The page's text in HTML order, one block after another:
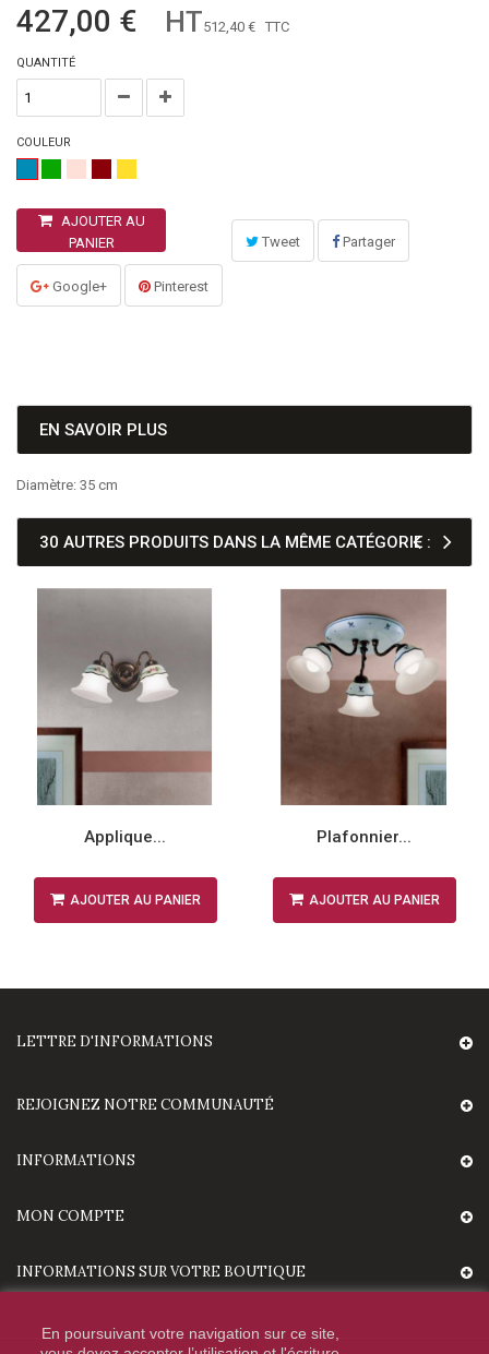
427,00 € HT512,40 € TTC
QUANTITÉ
COULEUR
AJOUTER AU
PANIER
Tweet Partager
Google+ Pinterest
EN SAVOIR PLUS
Diamètre: 35 cm
30 AUTRES PRODUITS DANS LA MÊME CATÉGORIE :
Applique...
AJOUTER AU PANIER
Plafonnier...
AJOUTER AU PANIER
LETTRE D'INFORMATIONS
REJOIGNEZ NOTRE COMMUNAUTÉ
INFORMATIONS
MON COMPTE
INFORMATIONS SUR VOTRE BOUTIQUE
En poursuivant votre navigation sur ce site,